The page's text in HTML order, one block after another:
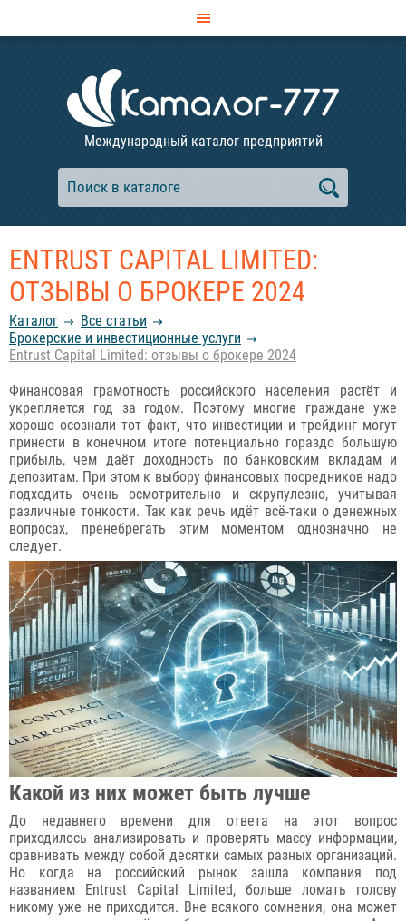
Международный каталог предприятий
ENTRUST CAPITAL LIMITED:
ОТЗЫВЫ О БРОКЕРЕ 2024
Каталог
Все статьи
Брокерские и инвестиционные услуги
Entrust Capital Limited: отзывы о брокере 2024
Финансовая грамотность российского населения растёт и
укрепляется год за годом. Поэтому многие граждане уже
хорошо осознали тот факт, что инвестиции и трейдинг могут
принести в конечном итоге потенциально гораздо большую
прибыль, чем даёт доходность по банковским вкладам и
депозитам. При этом к выбору финансовых посредников надо
подходить очень осмотрительно и скрупулезно, учитывая
различные тонкости. Так как речь идёт всё-таки о денежных
вопросах, пренебрегать этим моментом однозначно не
следует.
Какой из них может быть лучше
До недавнего времени для ответа на этот вопрос
приходилось анализировать и проверять массу информации,
сравнивать между собой десятки самых разных организаций.
Но когда на российский рынок зашла компания под
названием Entrust Capital Limited, больше ломать голову
никому уже не приходится. Вне всякого сомнения, она может